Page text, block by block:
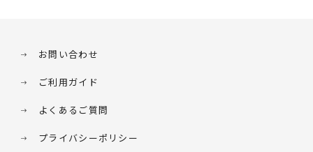
お問い合わせ
ご利用ガイド
よくあるご質問
プライバシーポリシー